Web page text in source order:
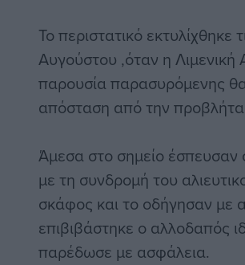
Το περιστατικό
Αυγούστου ,όταν η
παρουσία παρασυρόμενης
απόσταση από την
Άμεσα στο σημείο έσπευσαν
με τη συνδρομή του
σκάφος και το οδήγησαν με
επιβιβάστηκε ο αλλοδαπός
παρέδωσε με ασφάλεια.